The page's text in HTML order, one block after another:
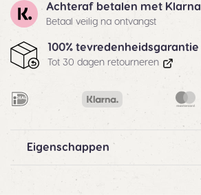
Achteraf betalen met Klarna
Betaal veilig na ontvangst
100% tevredenheidsgarantie
Tot 30 dagen retourneren
Eigenschappen